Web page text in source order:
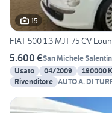
15
FIAT 500 1.3 MJT 75 CV
5.600 €San Michele
Usato
04/2009 190000
Rivenditore AUTO A. DI